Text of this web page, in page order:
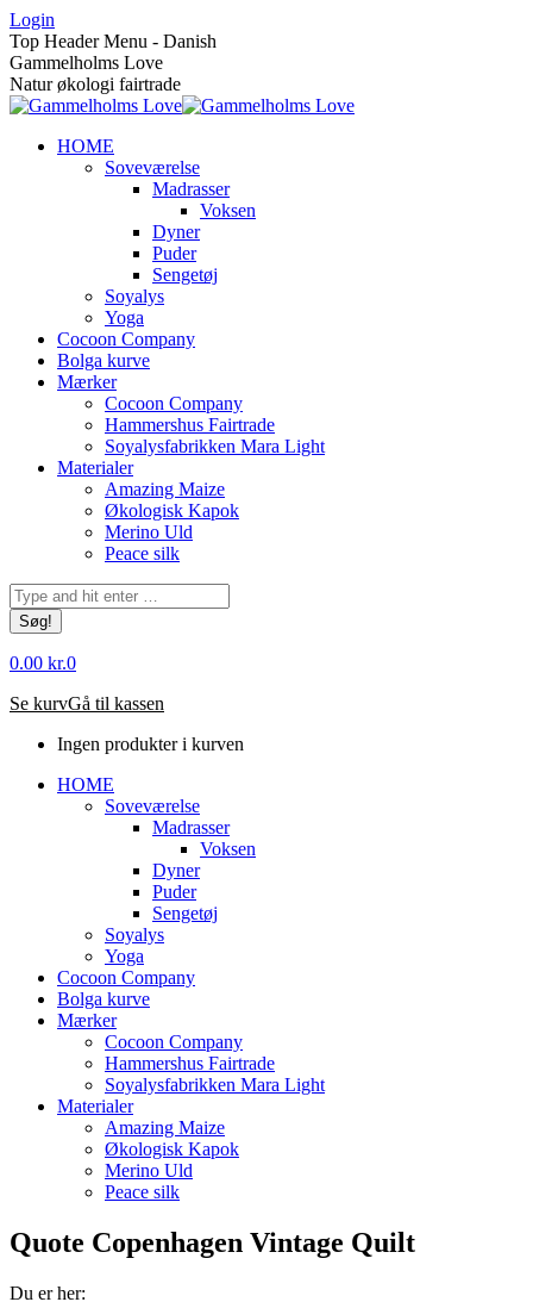
Skip
to
content
Login
Top Header Menu - Danish
Gammelholms Love
Natur økologi fairtrade
HOME
Soveværelse
Madrasser
Voksen
Dyner
Puder
Sengetøj
Soyalys
Yoga
Cocoon Company
Bolga kurve
Mærker
Cocoon Company
Hammershus Fairtrade
Soyalysfabrikken Mara Light
Materialer
Amazing Maize
Økologisk Kapok
Merino Uld
Peace silk
Søg:
0.00 kr.0
Se kurvGå til kassen
Ingen produkter i kurven
HOME
Soveværelse
Madrasser
Voksen
Dyner
Puder
Sengetøj
Soyalys
Yoga
Cocoon Company
Bolga kurve
Mærker
Cocoon Company
Hammershus Fairtrade
Soyalysfabrikken Mara Light
Materialer
Amazing Maize
Økologisk Kapok
Merino Uld
Peace silk
Quote Copenhagen Vintage Quilt
Du er her: